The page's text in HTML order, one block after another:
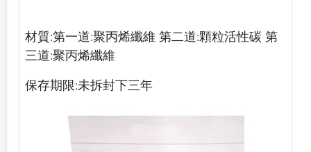
材質:第一道:聚丙烯纖維 第二道:顆粒活性碳 第
三道:聚丙烯纖維
保存期限:未拆封下三年